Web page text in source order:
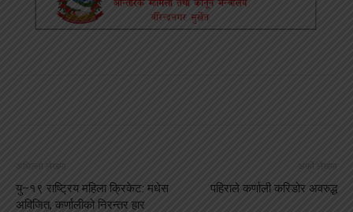
अघिल्लो लेखमा
यु–१९ राष्ट्रिय महिला क्रिकेट: मधेस
अविजित, कर्णालीको निरन्तर हार
अर्को लेखमा
पहिराले कर्णाली करिडोर अवरुद्ध